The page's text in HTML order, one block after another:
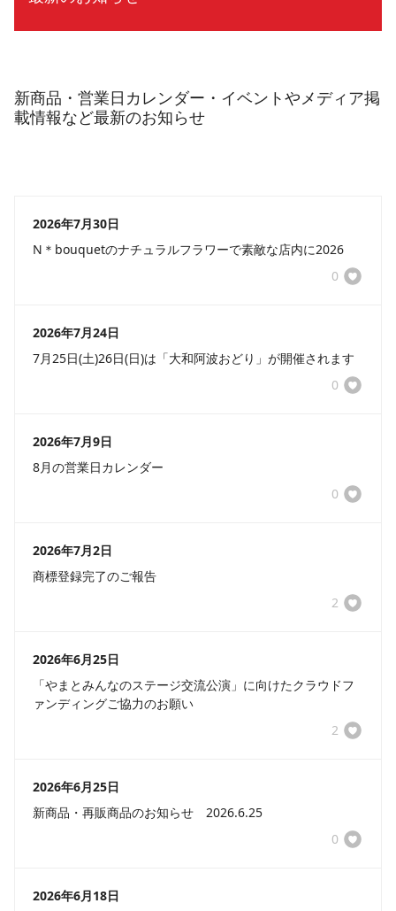
新商品・営業日カレンダー・イベントやメディア掲
載情報など最新のお知らせ
2026年7月30日
N＊bouquetのナチュラルフラワーで素敵な店内に2026
0
2026年7月24日
7月25日(土)26日(日)は「大和阿波おどり」が開催されます
0
2026年7月9日
8月の営業日カレンダー
0
2026年7月2日
商標登録完了のご報告
2
2026年6月25日
「やまとみんなのステージ交流公演」に向けたクラウドフ
ァンディングご協力のお願い
2
2026年6月25日
新商品・再販商品のお知らせ 2026.6.25
0
2026年6月18日